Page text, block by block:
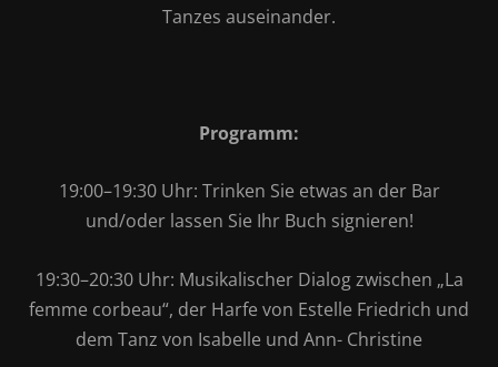
Tanzes auseinander.
Programm:
19:00–19:30 Uhr: Trinken Sie etwas an der Bar
und/oder lassen Sie Ihr Buch signieren!
19:30–20:30 Uhr: Musikalischer Dialog zwischen „La
femme corbeau“, der Harfe von Estelle Friedrich und
dem Tanz von Isabelle und Ann- Christine